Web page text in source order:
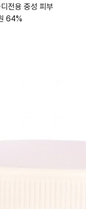
전용 중성 피부
64%